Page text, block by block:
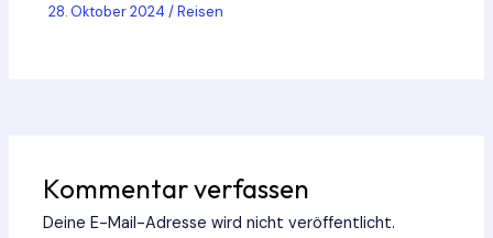
28. Oktober 2024/Reisen
Kommentar verfassen
Deine E-Mail-Adresse wird nicht veröffentlicht.